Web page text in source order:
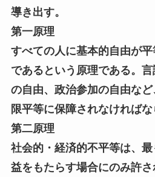
導き出す。
第一原理
すべての人に基本的自由が
であるという原理である。
の自由、政治参加の自由な
限平等に保障されなければな
第二原理
社会的・経済的不平等は、
益をもたらす場合にのみ許